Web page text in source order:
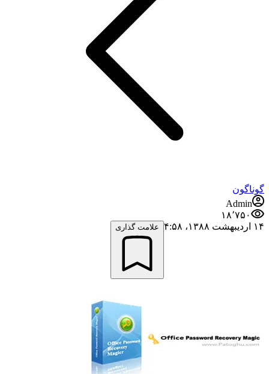
گوناگون
Admin
۱۸٬۷۵۰
۱۴ اردیبهشت ۱۳۸۸،‏ ۴:۵۸
علامت گذاری